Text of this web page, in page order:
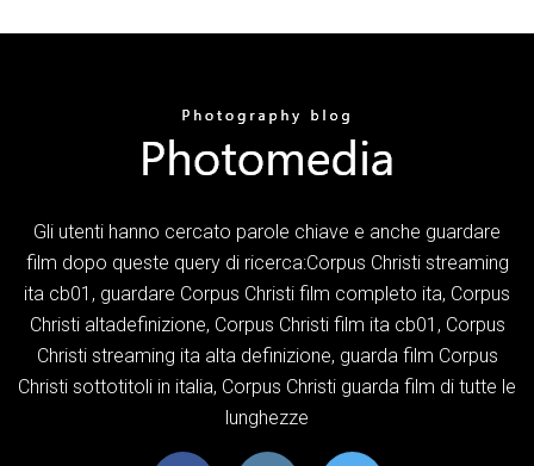
Gli utenti hanno cercato parole chiave e anche guardare
film dopo queste query di ricerca:Corpus Christi streaming
ita cb01, guardare Corpus Christi film completo ita, Corpus
Christi altadefinizione, Corpus Christi film ita cb01, Corpus
Christi streaming ita alta definizione, guarda film Corpus
Christi sottotitoli in italia, Corpus Christi guarda film di tutte le
lunghezze